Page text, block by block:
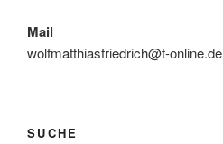
Mail
wolfmatthiasfriedrich@t-online.de
SUCHE